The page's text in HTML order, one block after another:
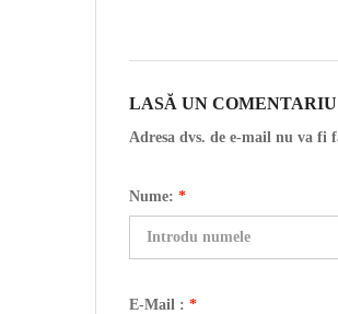
LASĂ UN COMENTARIU
Adresa dvs. de e-mail nu va
Nume: *
E-Mail : *